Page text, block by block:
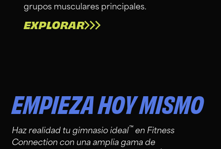
grupos musculares principales.
EXPLORAR
EMPIEZA HOY MISMO
Haz realidad tu gimnasio ideal™ en Fitness
Connection con una amplia gama de